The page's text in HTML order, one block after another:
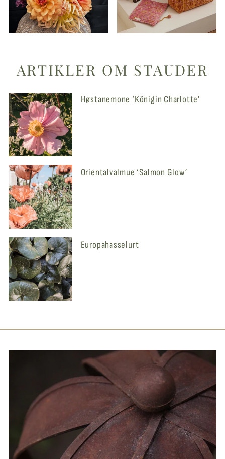
ARTIKLER OM STAUDER
Høstanemone ‘Königin Charlotte’
Orientalvalmue ‘Salmon Glow’
Europahasselurt